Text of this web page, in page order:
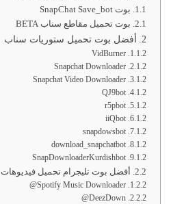
بوت SnapChat Save_bot
بوت تحميل مقاطع سناب BETA
أفضل بوت تحميل ستوريات سناب
VidBurner
Snapchat Downloader
Snapchat Video Downloader
QJ9bot
r5pbot
iiQbot
snapdowsbot
download_snapchatbot
SnapDownloaderKurdishbot
أفضل بوت تليجرام تحميل فيديوهات
Spotify Music Downloader@
DeezDown@